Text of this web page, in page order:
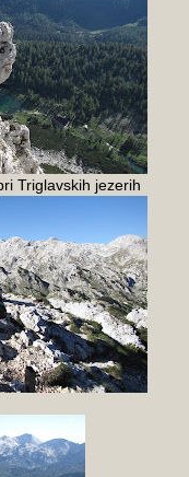
Triglavskih jezerih